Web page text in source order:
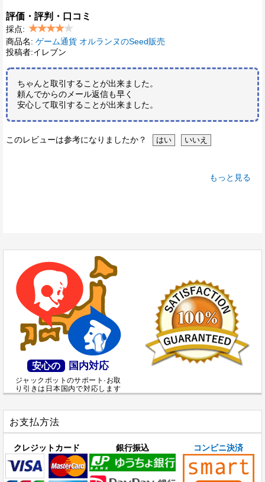
評価・評判・口コミ
採点:
商品名: ゲーム通貨 オルランヌのSeed販売
投稿者:イレブン
ちゃんと取引することが出来ました。
頼んでからのメール返信も早く
安心して取引することが出来ました。
このレビューは参考になりましたか？
もっと見る
安心の 国内対応
ジャックポットのサポート·お取
り引きは日本国内で対応します
お支払方法
クレジットカード 銀行振込 コンビニ決済